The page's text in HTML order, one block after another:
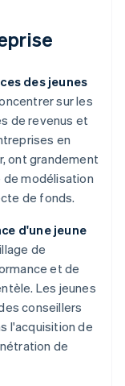
des jeunes
sur les
de revenus et
en
ont grandement
modélisation
de fonds.
d'une jeune
de
et de
Les jeunes
conseillers
l'acquisition de
de